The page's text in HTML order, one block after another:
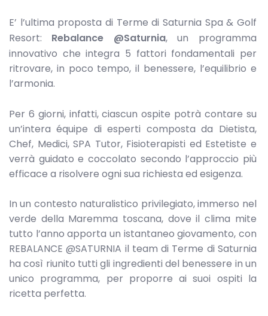
E’ l’ultima proposta di Terme di Saturnia Spa & Golf
Resort: Rebalance @Saturnia, un programma
innovativo che integra 5 fattori fondamentali per
ritrovare, in poco tempo, il benessere, l’equilibrio e
l’armonia.
Per 6 giorni, infatti, ciascun ospite potrà contare su
un’intera équipe di esperti composta da Dietista,
Chef, Medici, SPA Tutor, Fisioterapisti ed Estetiste e
verrà guidato e coccolato secondo l’approccio più
efficace a risolvere ogni sua richiesta ed esigenza.
In un contesto naturalistico privilegiato, immerso nel
verde della Maremma toscana, dove il clima mite
tutto l’anno apporta un istantaneo giovamento, con
REBALANCE @SATURNIA il team di Terme di Saturnia
ha così riunito tutti gli ingredienti del benessere in un
unico programma, per proporre ai suoi ospiti la
ricetta perfetta.